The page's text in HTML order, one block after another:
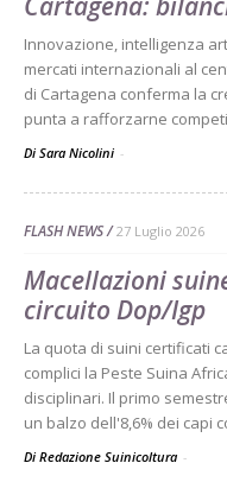
Innovazione, intelligenza
mercati internazionali al
di Cartagena conferma la
punta a rafforzarne
Di Sara Nicolini -
FLASH NEWS 27 Luglio 2026
Macellazioni
circuito Dop/Igp
La quota di suini certificati
complici la Peste Suina
disciplinari. Il primo
un balzo dell'8,6% dei capi
Di Redazione Suinicoltura -